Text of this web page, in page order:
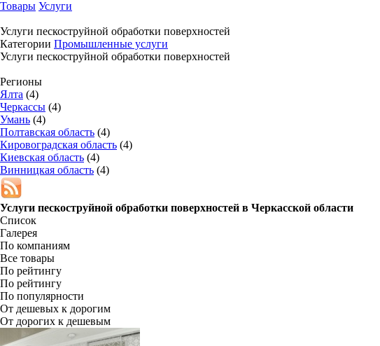
Товары Услуги
Услуги пескоструйной обработки поверхностей
Категории Промышленные услуги
Услуги пескоструйной обработки поверхностей
Регионы
Ялта (4)
Черкассы (4)
Умань (4)
Полтавская область (4)
Кировоградская область (4)
Киевская область (4)
Винницкая область (4)
Услуги пескоструйной обработки поверхностей в Черкасской области
Список
Галерея
По компаниям
Все товары
По рейтингу
По рейтингу
По популярности
От дешевых к дорогим
От дорогих к дешевым